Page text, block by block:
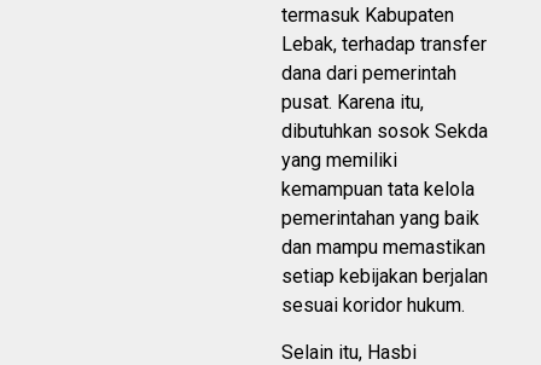
termasuk Kabupaten
Lebak, terhadap transfer
dana dari pemerintah
pusat. Karena itu,
dibutuhkan sosok Sekda
yang memiliki
kemampuan tata kelola
pemerintahan yang baik
dan mampu memastikan
setiap kebijakan berjalan
sesuai koridor hukum.
Selain itu, Hasbi